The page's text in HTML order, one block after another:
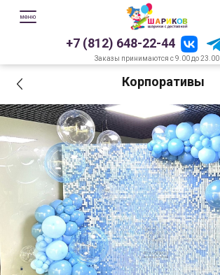
+7 (812) 648-22-44
Заказы принимаются с 9.00 до 23.00
Корпоративы